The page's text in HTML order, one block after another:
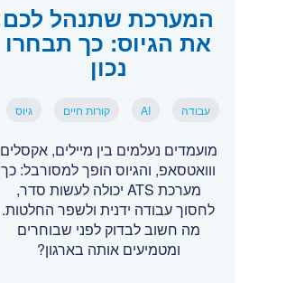
המערכת שתנהל לכם
את הגיוס: כך תבחרו
נכון
עבודה AI קורות חיים גיוס
מועמדים נעלמים בין מיילים, אקסלים
ווואטסאפ, והגיוס הופך למסורבל: כך
מערכת ATS יכולה לעשות סדר,
לחסוך עבודה ידנית ולשפר החלטות.
מה חשוב לבדוק לפני שבוחרים
ומטמיעים אותה בארגון?